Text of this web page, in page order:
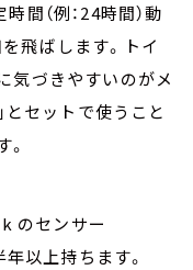
間（例：24時間）動
飛ばします。トイ
気づきやすいのがメ
とセットで使うこと
のセンサー
以上持ちます。